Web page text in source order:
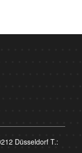
Düsseldorf T.: